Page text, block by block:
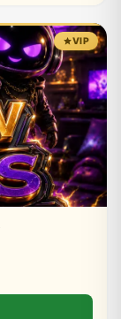
VIP